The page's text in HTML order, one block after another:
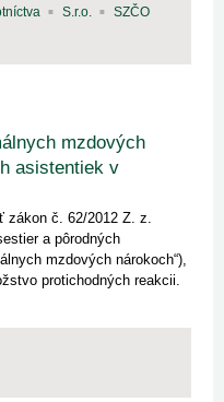
S.r.o.
SZČO
mzdových
asistentiek v
zákon č. 62/2012 Z. z.
a pôrodných
mzdových nárokoch“),
protichodných reakcii.